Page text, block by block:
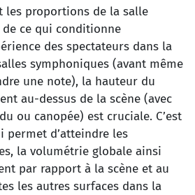
les proportions de la salle
ce qui conditionne
des spectateurs dans la
symphoniques (avant même
une note), la hauteur du
au-dessus de la scène (avec
ou canopée) est cruciale. C’est
permet d’atteindre les
la volumétrie globale ainsi
par rapport à la scène et au
les autres surfaces dans la